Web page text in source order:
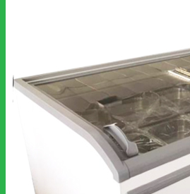
ฮูดดูดควัน
ตู้อุ่นอาหาร
ถังน้ำแข็ง
ตู้แช่เย็นและตู้แช่แข็ง